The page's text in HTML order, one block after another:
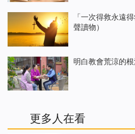
「一次得救永遠
聲讀物）
明白教會荒涼的
更多人在看